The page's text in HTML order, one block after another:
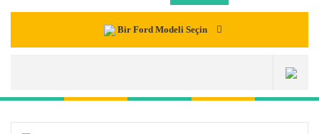
Bir Ford Modeli Seçin